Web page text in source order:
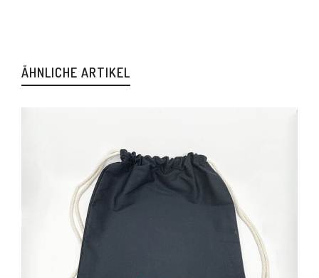
ÄHNLICHE ARTIKEL